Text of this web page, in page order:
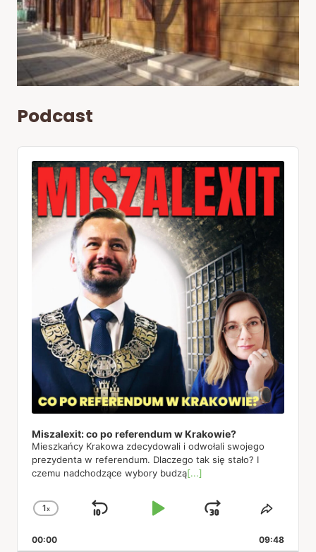
Podcast
Audio
Player
Miszalexit: co po referendum w Krakowie?
Mieszkańcy Krakowa zdecydowali i odwołali swojego
prezydenta w referendum. Dlaczego tak się stało? I
czemu nadchodzące wybory budzą[...]
Change
Rate
1x
Skip
Play
Jump
Forward
Share
00:00 09:48